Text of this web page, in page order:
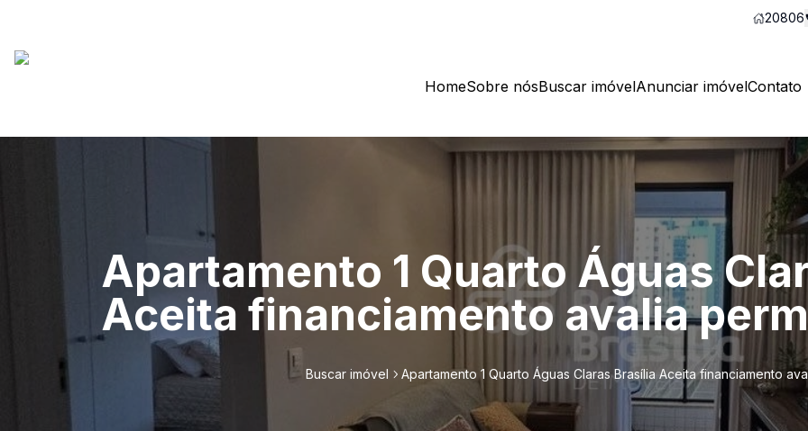
20806
HomeSobre nósBuscar imóvelAnunciar imóvelContato
Apartamento 1 Quarto Águas
Aceita financiamento avalia
Buscar imóvel Apartamento 1 Quarto Águas Claras Brasília Aceita financiamento